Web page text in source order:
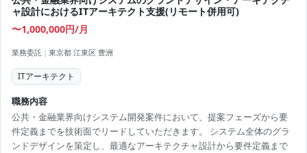
ャ設計におけるITアーキテクト支援(リモート併用可)
〜1,000,000円/月
業務委託 | 東京都 江東区 豊洲
ITアーキテクト
職務内容
公共・金融業界向けシステム開発案件において、提案フェーズから要
件定義までを技術面でリードしていただきます。 システム全体のグラ
ンドデザインを策定し、最適なアーキテクチャ設計から要件定義まで